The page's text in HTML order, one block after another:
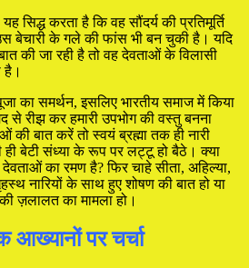
करता है कि वह सौंदर्य की प्रतिमूर्ति
बेचारी के गले की फांस भी बन चुकी है। यदि
की जा रही है तो वह देवताओं के विलासी
है।
का समर्थन, इसलिए भारतीय समाज में किया
से रीझ कर हमारी उपभोग की वस्तु बनना
की बात करें तो स्वयं ब्रह्मा तक ही नारी
ही बेटी संध्या के रूप पर लट्टू हो बैठे। क्या
देवताओं का रमण है? फिर चाहे सीता, अहिल्या,
नारियों के साथ हुए शोषण की बात हो या
ज़लालत का मामला हो।
आख्यानों पर चर्चा